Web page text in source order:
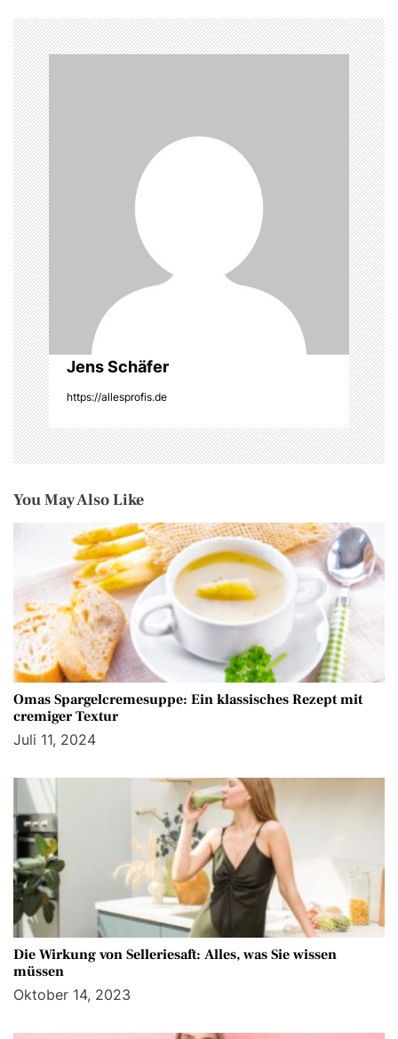
g
s
n
a
v
i
g
a
t
i
o
n
Jens Schäfer
https://allesprofis.de
You May Also Like
Omas Spargelcremesuppe: Ein klassisches Rezept mit
cremiger Textur
Juli 11, 2024
Die Wirkung von Selleriesaft: Alles, was Sie wissen
müssen
Oktober 14, 2023